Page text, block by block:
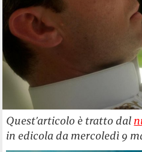
Quest’articolo è tratto dal
in edicola da mercoledì 9